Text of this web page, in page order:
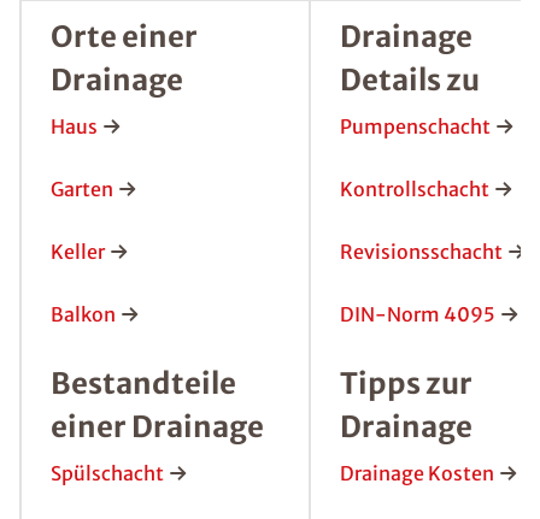
Orte einer
Drainage
Haus
Garten
Keller
Balkon
Bestandteile
einer Drainage
Spülschacht
Drainage
Details zu
Pumpenschacht
Kontrollschacht
Revisionsschacht
DIN-Norm 4095
Tipps zur
Drainage
Drainage Kosten